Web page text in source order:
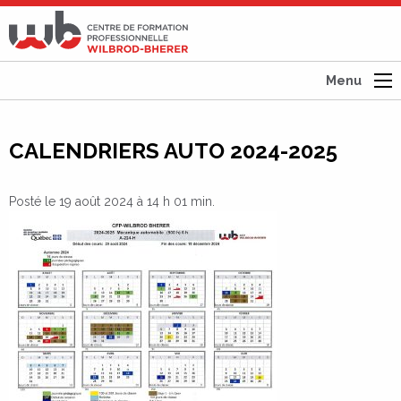
Wilbrod-
Menu
CALENDRIERS AUTO 2024-2025
Posté le 19 août 2024 à 14 h 01 min.